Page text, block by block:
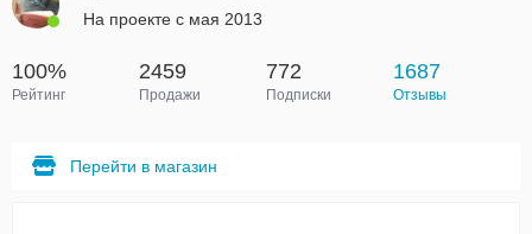
На проекте с мая 2013
100%
Рейтинг
2459
Продажи
772
Подписки
1687
Отзывы
Перейти в магазин